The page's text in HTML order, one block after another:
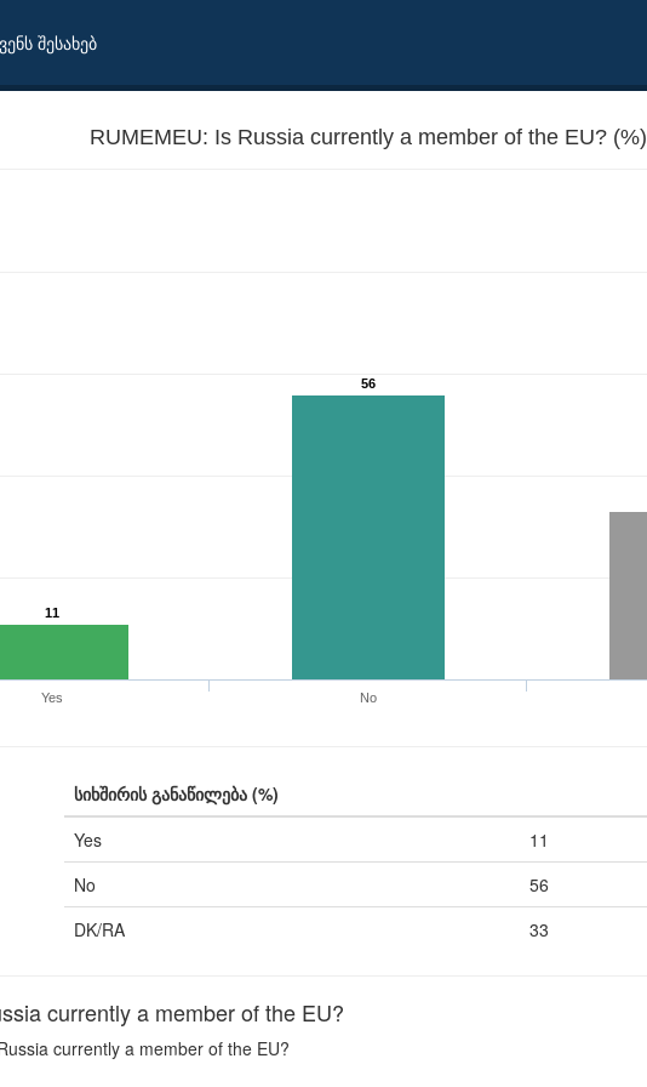
შესახებ
RUMEMEU: Is Russia currently a member of the EU? (%)
11
56
Yes No
სიხშირის განაწილება (%)
Yes
11
No
56
DK/RA
33
currently a member of the EU?
currently a member of the EU?